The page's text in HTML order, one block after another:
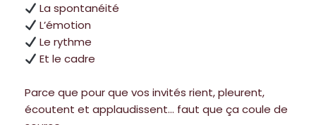
La spontanéité
L’émotion
Le rythme
Et le cadre
Parce que pour que vos invités rient, pleurent,
écoutent et applaudissent… faut que ça coule de